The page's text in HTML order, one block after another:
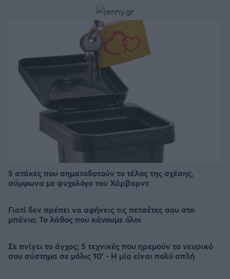
5 ατάκες που σηματοδοτούν το τέλος της σχέσης,
σύμφωνα με ψυχολόγο του Χάρβαρντ
Γιατί δεν πρέπει να αφήνεις τις πετσέτες σου στο
μπάνιο; Το λάθος που κάνουμε όλοι
Σε πνίγει το άγχος; 5 τεχνικές που ηρεμούν το νευρικό
σου σύστημα σε μόλις 10' - Η μία είναι πολύ απλή